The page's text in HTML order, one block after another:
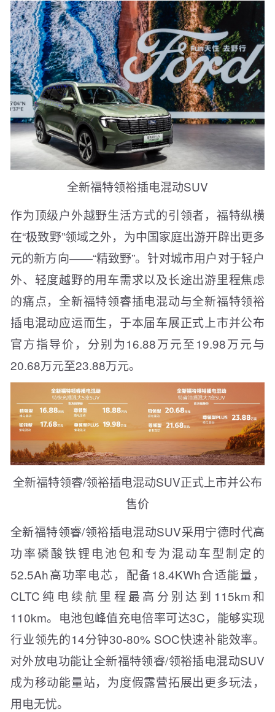
全新福特领裕插电混动SUV
作为顶级户外越野生活方式的引领者，福特纵横
在“极致野”领域之外，为中国家庭出游开辟出更多
元的新方向——“精致野”。针对城市用户对于轻户
外、轻度越野的用车需求以及长途出游里程焦虑
的痛点，全新福特领睿插电混动与全新福特领裕
插电混动应运而生，于本届车展正式上市并公布
官方指导价，分别为16.88万元至19.98万元与
20.68万元至23.88万元。
全新福特领睿/领裕插电混动SUV正式上市并公布
售价
全新福特领睿/领裕插电混动SUV采用宁德时代高
功率磷酸铁锂电池包和专为混动车型制定的
52.5Ah高功率电芯，配备18.4KWh合适能量，
CLTC纯电续航里程最高分别达到115km和
110km。电池包峰值充电倍率可达3C，能够实现
行业领先的14分钟30-80% SOC快速补能效率。
对外放电功能让全新福特领睿/领裕插电混动SUV
成为移动能量站，为度假露营拓展出更多玩法，
用电无忧。